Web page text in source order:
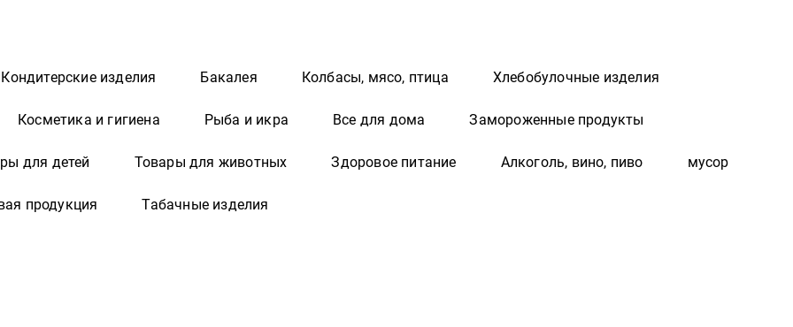
Кондитерские изделия Бакалея Колбасы, мясо, птица Хлебобулочные изделия
Косметика и гигиена Рыба и икра Все для дома Замороженные продукты
для детей Товары для животных Здоровое питание Алкоголь, вино, пиво мусор
продукция Табачные изделия